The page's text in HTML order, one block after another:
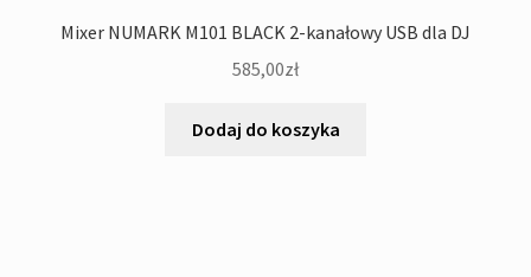
Mixer NUMARK M101 BLACK 2-kanałowy USB dla DJ
585,00zł
Dodaj do koszyka